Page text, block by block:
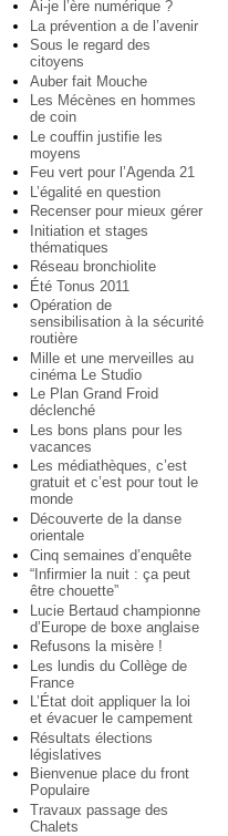
Ai-je l’ère numérique ?
La prévention a de l’avenir
Sous le regard des
citoyens
Auber fait Mouche
Les Mécènes en hommes
de coin
Le couffin justifie les
moyens
Feu vert pour l’Agenda 21
L’égalité en question
Recenser pour mieux gérer
Initiation et stages
thématiques
Réseau bronchiolite
Été Tonus 2011
Opération de
sensibilisation à la sécurité
routière
Mille et une merveilles au
cinéma Le Studio
Le Plan Grand Froid
déclenché
Les bons plans pour les
vacances
Les médiathèques, c’est
gratuit et c’est pour tout le
monde
Découverte de la danse
orientale
Cinq semaines d’enquête
“Infirmier la nuit : ça peut
être chouette”
Lucie Bertaud championne
d’Europe de boxe anglaise
Refusons la misère !
Les lundis du Collège de
France
L’État doit appliquer la loi
et évacuer le campement
Résultats élections
législatives
Bienvenue place du front
Populaire
Travaux passage des
Chalets